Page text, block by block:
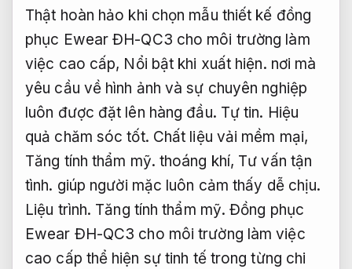
Thật hoàn hảo khi chọn mẫu thiết kế đồng
phục Ewear ĐH-QC3 cho môi trường làm
việc cao cấp, Nổi bật khi xuất hiện. nơi mà
yêu cầu về hình ảnh và sự chuyên nghiệp
luôn được đặt lên hàng đầu. Tự tin. Hiệu
quả chăm sóc tốt. Chất liệu vải mềm mại,
Tăng tính thẩm mỹ. thoáng khí, Tư vấn tận
tình. giúp người mặc luôn cảm thấy dễ chịu.
Liệu trình. Tăng tính thẩm mỹ. Đồng phục
Ewear ĐH-QC3 cho môi trường làm việc
cao cấp thể hiện sự tinh tế trong từng chi